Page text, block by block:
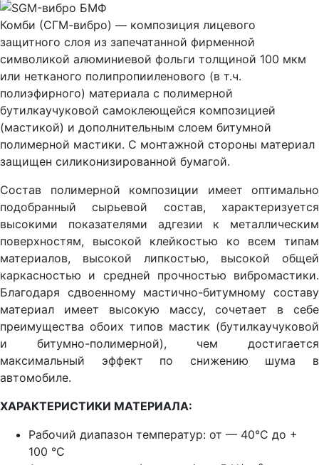
Комби (СГМ-вибро) — композиция лицевого
защитного слоя из запечатанной фирменной
символикой алюминиевой фольги толщиной 100 мкм
или нетканого полипропииленового (в т.ч.
полиэфирного) материала с полимерной
бутилкаучуковой самоклеющейся композицией
(мастикой) и дополнительным слоем битумной
полимерной мастики. C монтажной стороны материал
защищен силиконизированной бумагой.
Состав полимерной композиции имеет оптимально
подобранный сырьевой состав, характеризуется
высокими показателями адгезии к металлическим
поверхностям, высокой клейкостью ко всем типам
материалов, высокой липкостью, высокой общей
каркасностью и средней прочностью вибромастики.
Благодаря сдвоенному мастично-битумному составу
материал имеет высокую массу, сочетает в себе
преимущества обоих типов мастик (бутилкаучуковой
и битумно-полимерной), чем достигается
максимальный эффект по снижению шума в
автомобиле.
ХАРАКТЕРИСТИКИ МАТЕРИАЛА:
Рабочий диапазон температур: от — 40°C до +
100 °C